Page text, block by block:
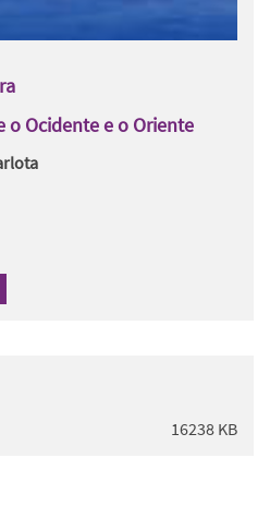
o Ocidente e o Oriente
16238 KB